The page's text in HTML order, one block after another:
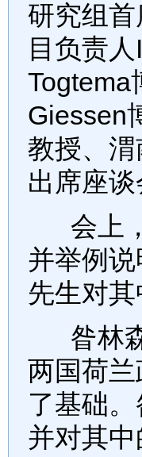
研究组
目负责
Togtema
Giessen
教授、
出席座谈
会上，
并举例
先生对
昝林森
两国荷
了基础
并对其